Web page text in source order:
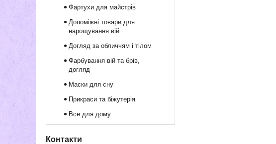
Фартухи для майстрів
Допоміжні товари для
нарощування вій
Догляд за обличчям і тілом
Фарбування вій та брів,
догляд
Маски для сну
Прикраси та біжутерія
Все для дому
Контакти